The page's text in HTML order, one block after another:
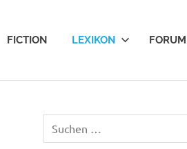
FICTION LEXIKON FORUM
nach: